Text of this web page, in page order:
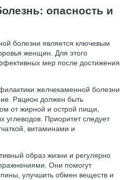
опасность и
болезни является ключевым
женщин. Для этого
мер после достижения
желчекаменной болезни
Рацион должен быть
от жирной и острой пищи,
углеводов. Приоритет следует
витаминами и
образ жизни и регулярно
Они помогут
улучшить обмен веществ и